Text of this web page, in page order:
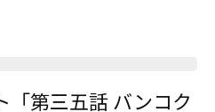
「第三五話 バンコク